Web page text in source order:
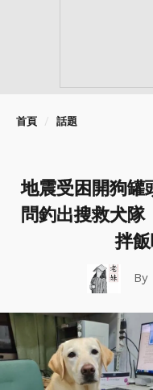
首頁 話題
地震受困開狗罐
問釣出搜救犬隊
拌